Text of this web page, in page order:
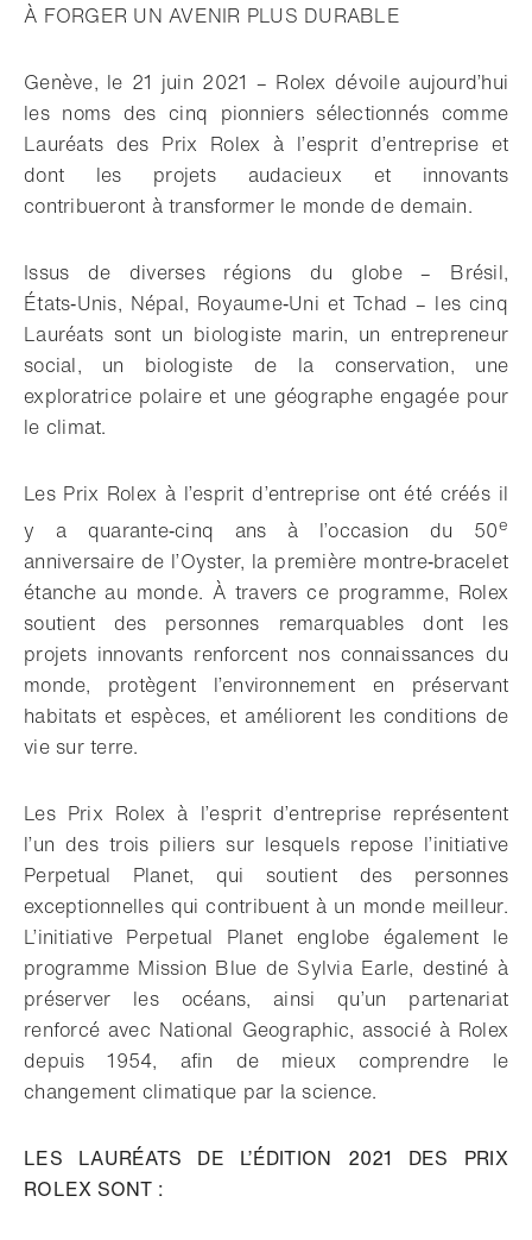
À FORGER UN AVENIR PLUS DURABLE
Genève, le 21 juin 2021 – Rolex dévoile aujourd’hui
les noms des cinq pionniers sélectionnés comme
Lauréats des Prix Rolex à l’esprit d’entreprise et
dont les projets audacieux et innovants
contribueront à transformer le monde de demain.
Issus de diverses régions du globe – Brésil,
États‑Unis, Népal, Royaume‑Uni et Tchad – les cinq
Lauréats sont un biologiste marin, un entrepreneur
social, un biologiste de la conservation, une
exploratrice polaire et une géographe engagée pour
le climat.
Les Prix Rolex à l’esprit d’entreprise ont été créés il
y a quarante‑cinq ans à l’occasion du 50e
anniversaire de l’Oyster, la première montre‑bracelet
étanche au monde. À travers ce programme, Rolex
soutient des personnes remarquables dont les
projets innovants renforcent nos connaissances du
monde, protègent l’environnement en préservant
habitats et espèces, et améliorent les conditions de
vie sur terre.
Les Prix Rolex à l’esprit d’entreprise représentent
l’un des trois piliers sur lesquels repose l’initiative
Perpetual Planet, qui soutient des personnes
exceptionnelles qui contribuent à un monde meilleur.
L’initiative Perpetual Planet englobe également le
programme Mission Blue de Sylvia Earle, destiné à
préserver les océans, ainsi qu’un partenariat
renforcé avec National Geographic, associé à Rolex
depuis 1954, afin de mieux comprendre le
changement climatique par la science.
LES LAURÉATS DE L’ÉDITION 2021 DES PRIX
ROLEX SONT :